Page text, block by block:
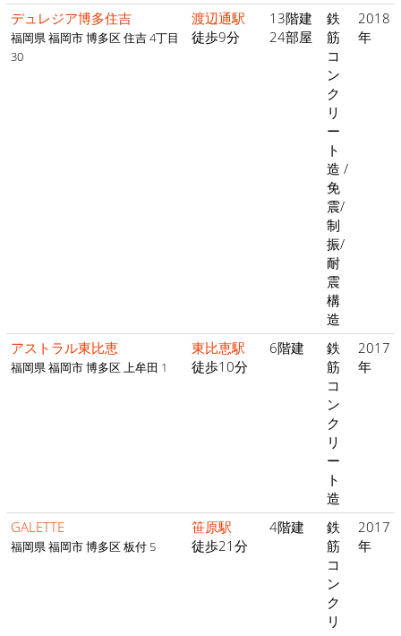
デュレジア博多住吉
福岡県 福岡市 博多区 住吉 4丁目
30
渡辺通駅
徒歩9分
13階建
24部屋
鉄
筋
コ
ン
ク
リ
ー
ト
造 /
免
震/
制
振/
耐
震
構
造
2018
年
アストラル東比恵
福岡県 福岡市 博多区 上牟田 1
東比恵駅
徒歩10分
6階建
鉄
筋
コ
ン
ク
リ
ー
ト
造
2017
年
GALETTE
福岡県 福岡市 博多区 板付 5
笹原駅
徒歩21分
4階建
鉄
筋
コ
ン
ク
リ
2017
年